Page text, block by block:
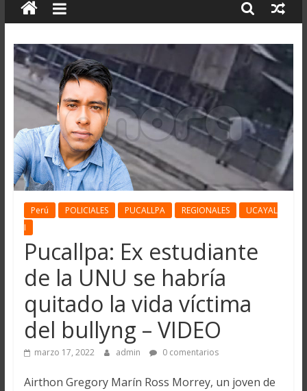
Perú POLICIALES PUCALLPA REGIONALES
UCAYAL
I
Pucallpa: Ex estudiante
de la UNU se habría
quitado la vida víctima
del bullyng – VIDEO
marzo 17, 2022 admin 0 comentarios
Airthon Gregory Marín Ross Morrey, un joven de